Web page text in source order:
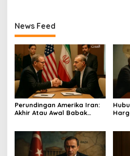
News Feed
Perundingan Amerika Iran:
Akhir Atau Awal Babak